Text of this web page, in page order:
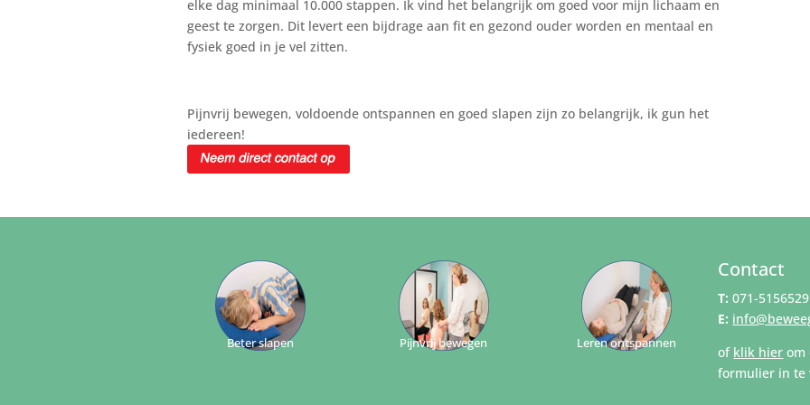
elke dag minimaal 10.000 stappen. Ik vind het belangrijk om goed voor mijn lichaam en
geest te zorgen. Dit levert een bijdrage aan fit en gezond ouder worden en mentaal en
fysiek goed in je vel zitten.
Pijnvrij bewegen, voldoende ontspannen en goed slapen zijn zo belangrijk, ik gun het
iedereen!
Beter slapen Pijnvrij bewegen Leren ontspannen
Contact
T: 071-5156529
E:
of klik hier om
formulier in te